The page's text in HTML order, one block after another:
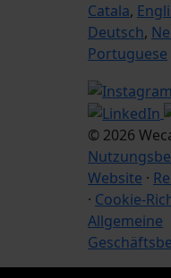
Catala,
Deutsch,
Portuguese
© 2026
Website ·
· Cookie-
Allgemeine